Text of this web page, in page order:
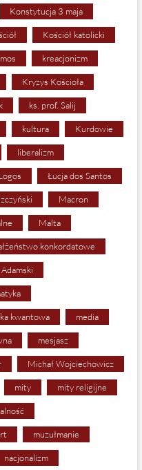
Konstytucja 3 maja
Kościół katolicki
kreacjonizm
Kryzys Kościoła
ks. prof. Salij
kultura Kurdowie
liberalizm
Łucja dos Santos
Macron
Malta
konkordatowe
kwantowa media
mesjasz
Michał Wojciechowicz
mity mity religijne
muzułmanie
nacjonalizm